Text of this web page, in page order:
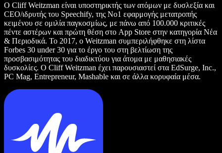
Ο Cliff Weitzman είναι υποστηρικτής των ατόμων με δυσλεξία και
CEO/ιδρυτής του Speechify, της Νο1 εφαρμογής μετατροπής
κειμένου σε ομιλία παγκοσμίως, με πάνω από 100.000 κριτικές
πέντε αστέρων και πρώτη θέση στο App Store στην κατηγορία Νέα
& Περιοδικά. Το 2017, ο Weitzman συμπεριλήφθηκε στη λίστα
Forbes 30 under 30 για το έργο του στη βελτίωση της
προσβασιμότητας του διαδικτύου για άτομα με μαθησιακές
δυσκολίες. Ο Cliff Weitzman έχει παρουσιαστεί στα EdSurge, Inc.,
PC Mag, Entrepreneur, Mashable και σε άλλα κορυφαία μέσα.